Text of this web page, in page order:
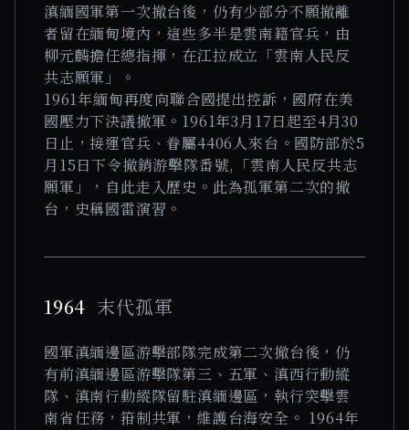
滇緬國軍第一次撤台後，仍有少部分不願撤離
者留在緬甸境內，這些多半是雲南籍官兵，由
柳元麟擔任總指揮，在江拉成立「雲南人民反
共志願軍」。
1961年緬甸再度向聯合國提出控訴，國府在美
國壓力下決議撤軍。1961年3月17日起至4月30
日止，接運官兵、眷屬4406人來台。國防部於5
月15日下令撤銷游擊隊番號,「雲南人民反共志
願軍」，自此走入歷史。此為孤軍第二次的撤
台，史稱國雷演習。
1964 末代孤軍
國軍滇緬邊區游擊部隊完成第二次撤台後，仍
有前滇緬邊區游擊隊第三、五軍、滇西行動縱
隊、滇南行動縱隊留駐滇緬邊區，執行突擊雲
南省任務，箝制共軍，維護台海安全。 1964年